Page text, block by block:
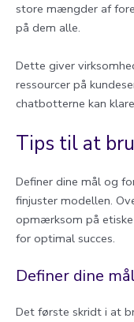
store mængder af
på dem alle.
Dette giver
ressourcer på
chatbotterne kan
Tips til at
Definer dine mål og
finjuster modellen.
opmærksom på
for optimal succes.
Definer dine
Det første skridt i at